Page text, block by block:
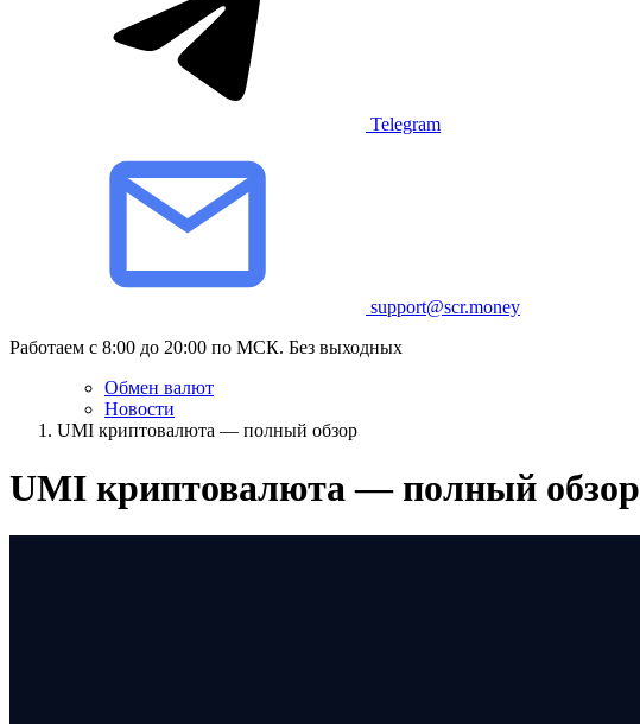
Telegram
support@scr.money
Работаем с 8:00 до 20:00 по МСК. Без выходных
Обмен валют
Новости
UMI криптовалюта — полный обзор
UMI криптовалюта — полный обзор